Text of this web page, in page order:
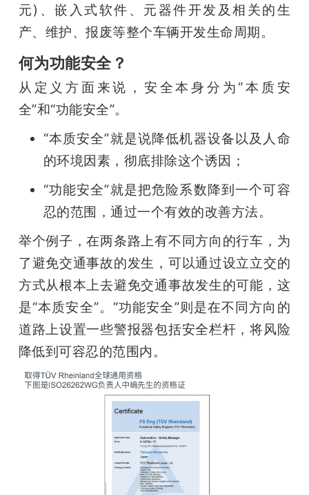
机
元)、嵌入式软件、元器件开发及相关的生
产、维护、报废等整个车辆开发生命周期。
何为功能安全？
从定义方面来说，安全本身分为“本质安
全”和“功能安全”。
“本质安全”就是说降低机器设备以及人命
的环境因素，彻底排除这个诱因；
“功能安全”就是把危险系数降到一个可容
忍的范围，通过一个有效的改善方法。
举个例子，在两条路上有不同方向的行车，为
了避免交通事故的发生，可以通过设立立交的
方式从根本上去避免交通事故发生的可能，这
是“本质安全”。“功能安全”则是在不同方向的
道路上设置一些警报器包括安全栏杆，将风险
降低到可容忍的范围内。